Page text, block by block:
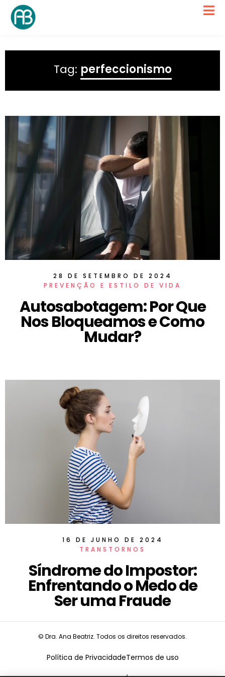
Tag: perfeccionismo
28 DE SETEMBRO DE 2024
PREVENÇÃO E ESTILO DE VIDA
Autosabotagem: Por Que
Nos Bloqueamos e Como
Mudar?
16 DE JUNHO DE 2024
TRANSTORNOS
Síndrome do Impostor:
Enfrentando o Medo de
Ser uma Fraude
© Dra. Ana Beatriz. Todos os direitos reservados.
Política de PrivacidadeTermos de uso